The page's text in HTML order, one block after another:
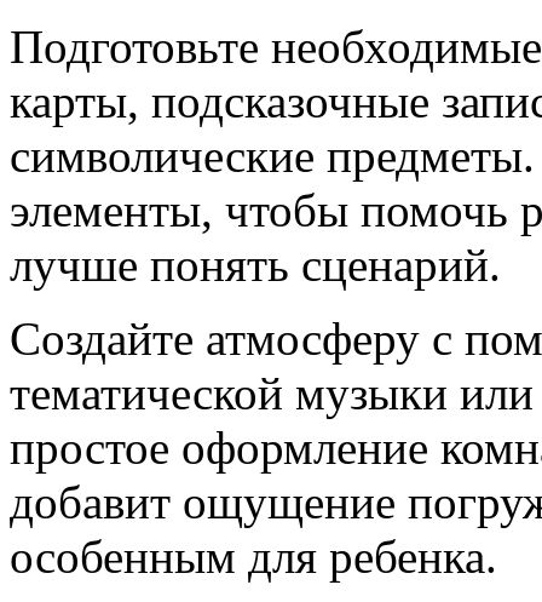
Подготовьте
карты, подсказочные
символические
элементы, чтобы помочь
лучше понять сценарий.
Создайте атмосферу с
тематической музыки
простое оформление
добавит ощущение
особенным для ребенка.